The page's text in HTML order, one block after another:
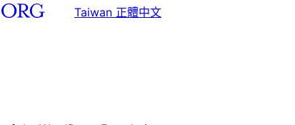
Taiwan 正體中文